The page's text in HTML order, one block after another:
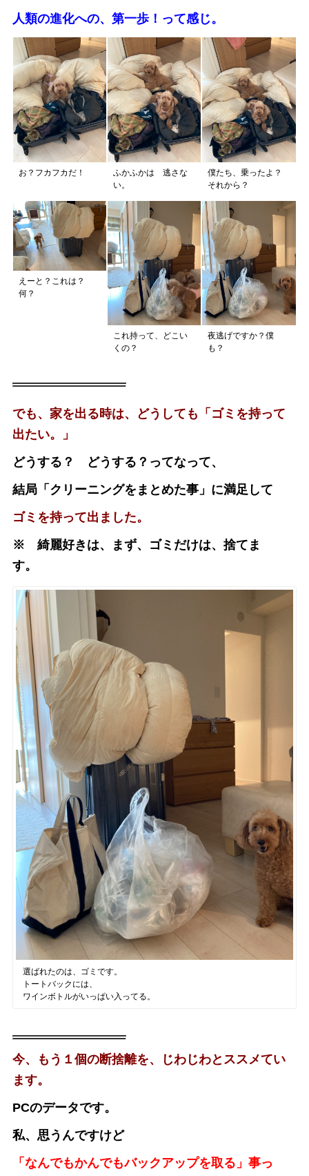
人類の進化への、第一歩！って感じ。
お？フカフカだ！
ふかふかは 逃さな
い。
僕たち、乗ったよ？
それから？
えーと？これは？
何？
これ持って、どこい
くの？
夜逃げですか？僕
も？
でも、家を出る時は、どうしても「ゴミを持って
出たい。」
どうする？ どうする？ってなって、
結局「クリーニングをまとめた事」に満足して
ゴミを持って出ました。
※ 綺麗好きは、まず、ゴミだけは、捨てま
す。
選ばれたのは、ゴミです。
トートバックには、
ワインボトルがいっぱい入ってる。
今、もう１個の断捨離を、じわじわとススメてい
ます。
PCのデータです。
私、思うんですけど
「なんでもかんでもバックアップを取る」事っ